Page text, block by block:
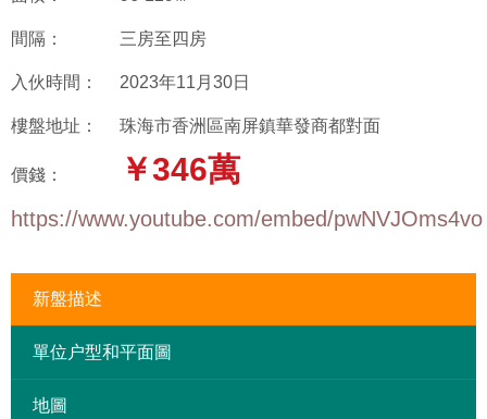
間隔： 三房至四房
入伙時間： 2023年11月30日
樓盤地址： 珠海市香洲區南屏鎮華發商都對面
價錢： ￥346萬
https://www.youtube.com/embed/pwNVJOms4vo
新盤描述
單位户型和平面圖
地圖